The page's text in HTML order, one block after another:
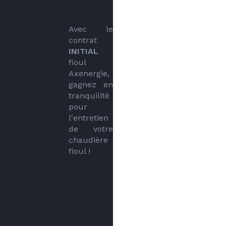
Avec le
INITIAL
fioul
Axenergie,
gagnez en
tranquilité
pour
l'entretien
de votre
chaudière
fioul !